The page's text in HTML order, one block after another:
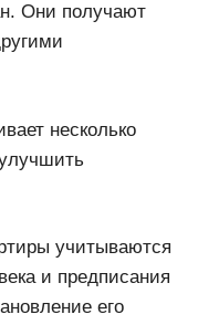
Они получают
несколько
учитываются
и предписания
его